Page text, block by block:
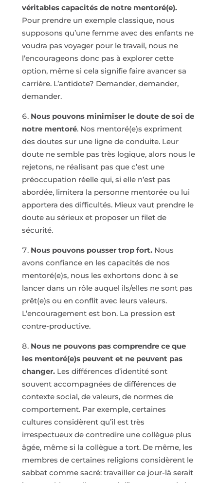
véritables capacités de notre mentoré(e).
Pour prendre un exemple classique, nous
supposons qu’une femme avec des enfants ne
voudra pas voyager pour le travail, nous ne
l’encourageons donc pas à explorer cette
option, même si cela signifie faire avancer sa
carrière. L’antidote? Demander, demander,
demander.
Nous pouvons minimiser le doute de soi de
notre mentoré. Nos mentoré(e)s expriment
des doutes sur une ligne de conduite. Leur
doute ne semble pas très logique, alors nous le
rejetons, ne réalisant pas que c’est une
préoccupation réelle qui, si elle n’est pas
abordée, limitera la personne mentorée ou lui
apportera des difficultés. Mieux vaut prendre le
doute au sérieux et proposer un filet de
sécurité.
Nous pouvons pousser trop fort.Nous
avons confiance en les capacités de nos
mentoré(e)s, nous les exhortons donc à se
lancer dans un rôle auquel ils/elles ne sont pas
prêt(e)s ou en conflit avec leurs valeurs.
L’encouragement est bon. La pression est
contre-productive.
Nous ne pouvons pas comprendre ce que
les mentoré(e)s peuvent et ne peuvent pas
changer. Les différences d’identité sont
souvent accompagnées de différences de
contexte social, de valeurs, de normes de
comportement. Par exemple, certaines
cultures considèrent qu’il est très
irrespectueux de contredire une collègue plus
âgée, même si la collègue a tort. De même, les
membres de certaines religions considèrent le
sabbat comme sacré: travailler ce jour-là serait